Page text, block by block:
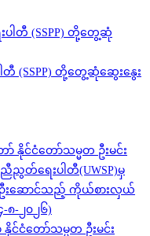
တီ (SSPP) တို့တွေ့ဆုံဆွေးနွေး
နိုင်ငံတော်သမ္မတ ဦးမင်း